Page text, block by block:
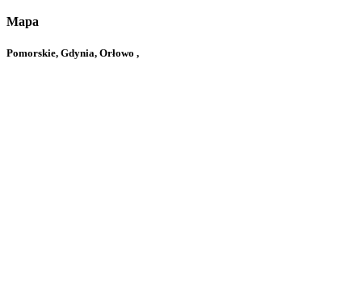
Mapa
Pomorskie, Gdynia, Orłowo ,